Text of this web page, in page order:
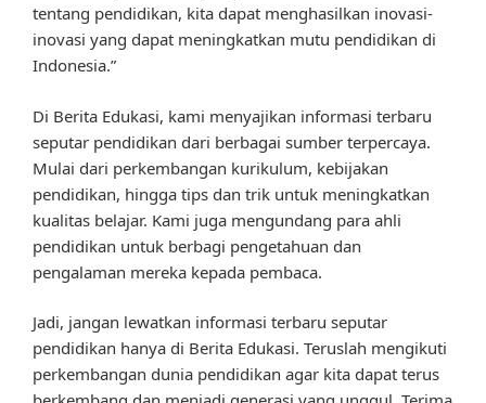
tentang pendidikan, kita dapat menghasilkan inovasi-
inovasi yang dapat meningkatkan mutu pendidikan di
Indonesia.”
Di Berita Edukasi, kami menyajikan informasi terbaru
seputar pendidikan dari berbagai sumber terpercaya.
Mulai dari perkembangan kurikulum, kebijakan
pendidikan, hingga tips dan trik untuk meningkatkan
kualitas belajar. Kami juga mengundang para ahli
pendidikan untuk berbagi pengetahuan dan
pengalaman mereka kepada pembaca.
Jadi, jangan lewatkan informasi terbaru seputar
pendidikan hanya di Berita Edukasi. Teruslah mengikuti
perkembangan dunia pendidikan agar kita dapat terus